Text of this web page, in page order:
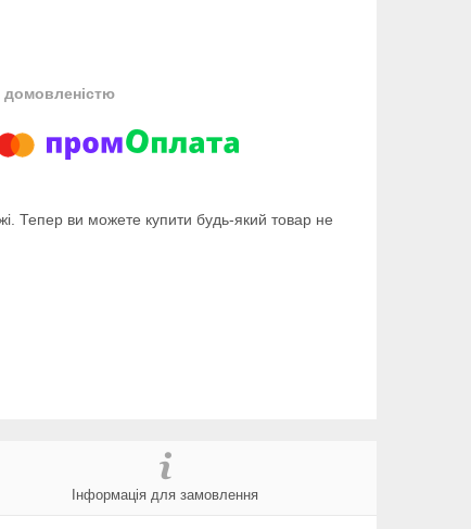
домовленістю
Тепер ви можете купити будь-який товар не
Інформація для замовлення